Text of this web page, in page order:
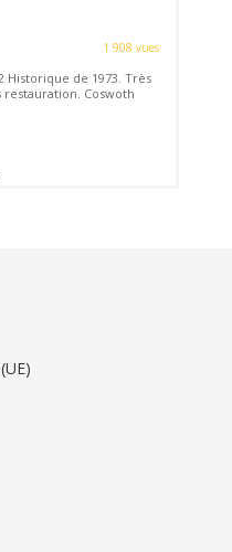
1 908 vues
Historique de 1973. Très
Coswoth